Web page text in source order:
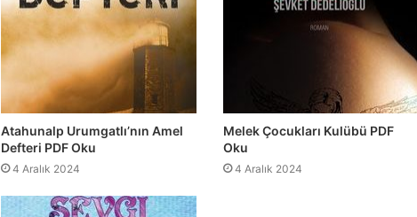
Atahunalp Urumgatlı’nın Amel
Defteri PDF Oku
4 Aralık 2024
Melek Çocukları Kulübü PDF
Oku
4 Aralık 2024